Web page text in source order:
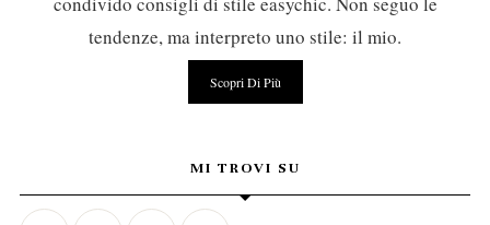
tendenze, ma interpreto uno stile: il mio.
Scopri Di Più
MI TROVI SU